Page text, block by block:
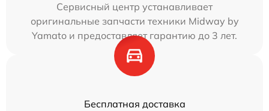
Сервисный центр устанавливает
оригинальные запчасти техники Midway by
Yamato и предоставляет гарантию до 3 лет.
Бесплатная доставка